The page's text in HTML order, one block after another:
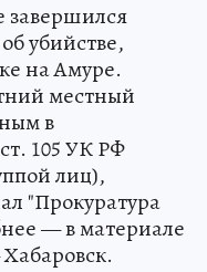
завершился
убийстве,
на Амуре.
местный
в
105 УК РФ
лиц),
"Прокуратура
— в материале